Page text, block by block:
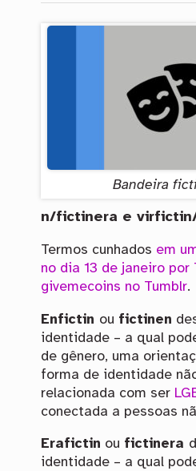
Bandeira
n/fictinera e
Termos cunhados em
no dia 13 de janeiro por
givemecoins no Tumblr.
Enfictin ou fictinen
identidade – a qual
de gênero, uma
forma de identidade
relacionada com ser
conectada a pessoas
Erafictin ou fictinera
identidade – a qual